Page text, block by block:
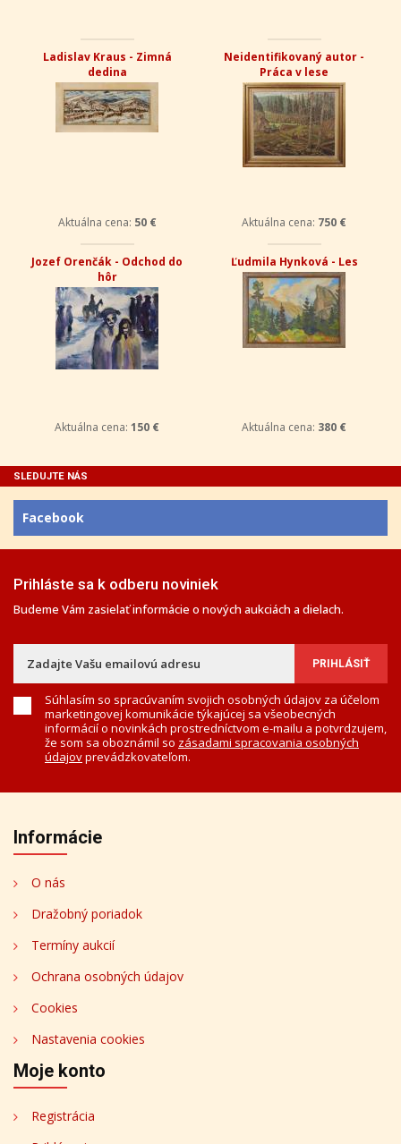
Ladislav Kraus - Zimná
dedina
Aktuálna cena: 50 €
Neidentifikovaný autor -
Práca v lese
Aktuálna cena: 750 €
Jozef Orenčák - Odchod do
hôr
Aktuálna cena: 150 €
Ľudmila Hynková - Les
Aktuálna cena: 380 €
SLEDUJTE NÁS
Facebook
Prihláste sa k odberu noviniek
Budeme Vám zasielať informácie o nových aukciách a dielach.
Súhlasím so spracúvaním svojich osobných údajov za účelom
marketingovej komunikácie týkajúcej sa všeobecných
informácií o novinkách prostredníctvom e-mailu a potvrdzujem,
že som sa oboznámil so zásadami spracovania osobných
údajovprevádzkovateľom.
Informácie
O nás
Dražobný poriadok
Termíny aukcií
Ochrana osobných údajov
Cookies
Nastavenia cookies
Moje konto
Registrácia